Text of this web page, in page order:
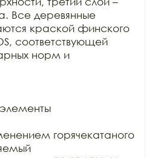
Все деревянные
краской финского
соответствующей
норм и
горячекатаного